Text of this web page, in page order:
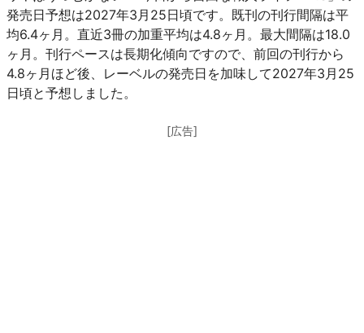
発売日予想は2027年3月25日頃です。既刊の刊行間隔は平
均6.4ヶ月。直近3冊の加重平均は4.8ヶ月。最大間隔は18.0
ヶ月。刊行ペースは長期化傾向ですので、前回の刊行から
4.8ヶ月ほど後、レーベルの発売日を加味して2027年3月25
日頃と予想しました。
[広告]